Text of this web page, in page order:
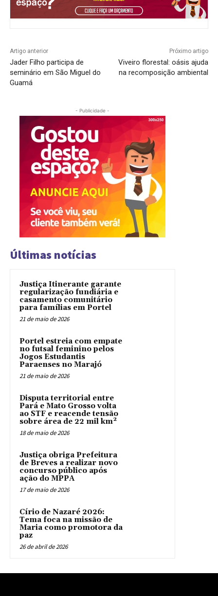
Artigo anterior
Jader Filho participa de
seminário em São Miguel do
Guamá
Próximo artigo
Viveiro florestal: oásis ajuda
na recomposição ambiental
- Publicidade -
Últimas notícias
Justiça Itinerante garante
regularização fundiária e
casamento comunitário
para famílias em Portel
21 de maio de 2026
Portel estreia com empate
no futsal feminino pelos
Jogos Estudantis
Paraenses no Marajó
21 de maio de 2026
Disputa territorial entre
Pará e Mato Grosso volta
ao STF e reacende tensão
sobre área de 22 mil km²
18 de maio de 2026
Justiça obriga Prefeitura
de Breves a realizar novo
concurso público após
ação do MPPA
17 de maio de 2026
Círio de Nazaré 2026:
Tema foca na missão de
Maria como promotora da
paz
26 de abril de 2026